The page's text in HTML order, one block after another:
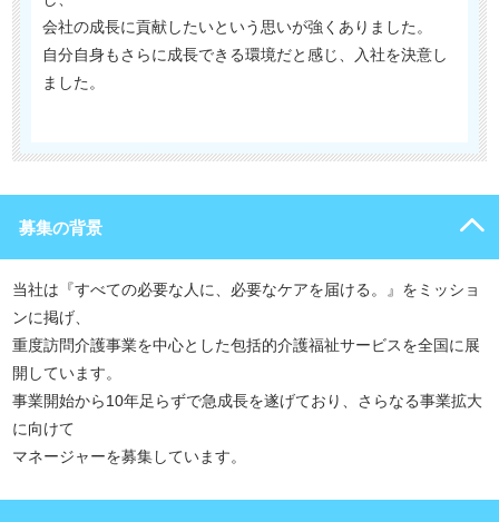
会社の成長に貢献したいという思いが強くありました。
自分自身もさらに成長できる環境だと感じ、入社を決意し
ました。
募集の背景
当社は『すべての必要な人に、必要なケアを届ける。』をミッショ
ンに掲げ、
重度訪問介護事業を中心とした包括的介護福祉サービスを全国に展
開しています。
事業開始から10年足らずで急成長を遂げており、さらなる事業拡大
に向けて
マネージャーを募集しています。